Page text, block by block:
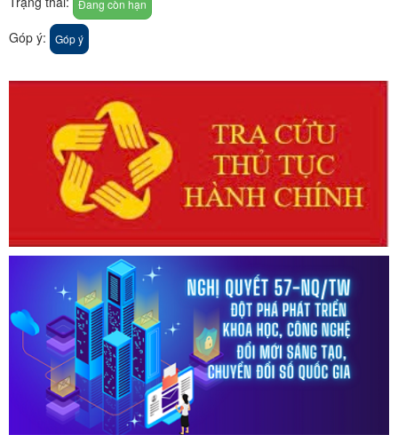
Đang còn hạn
Góp ý: Góp ý